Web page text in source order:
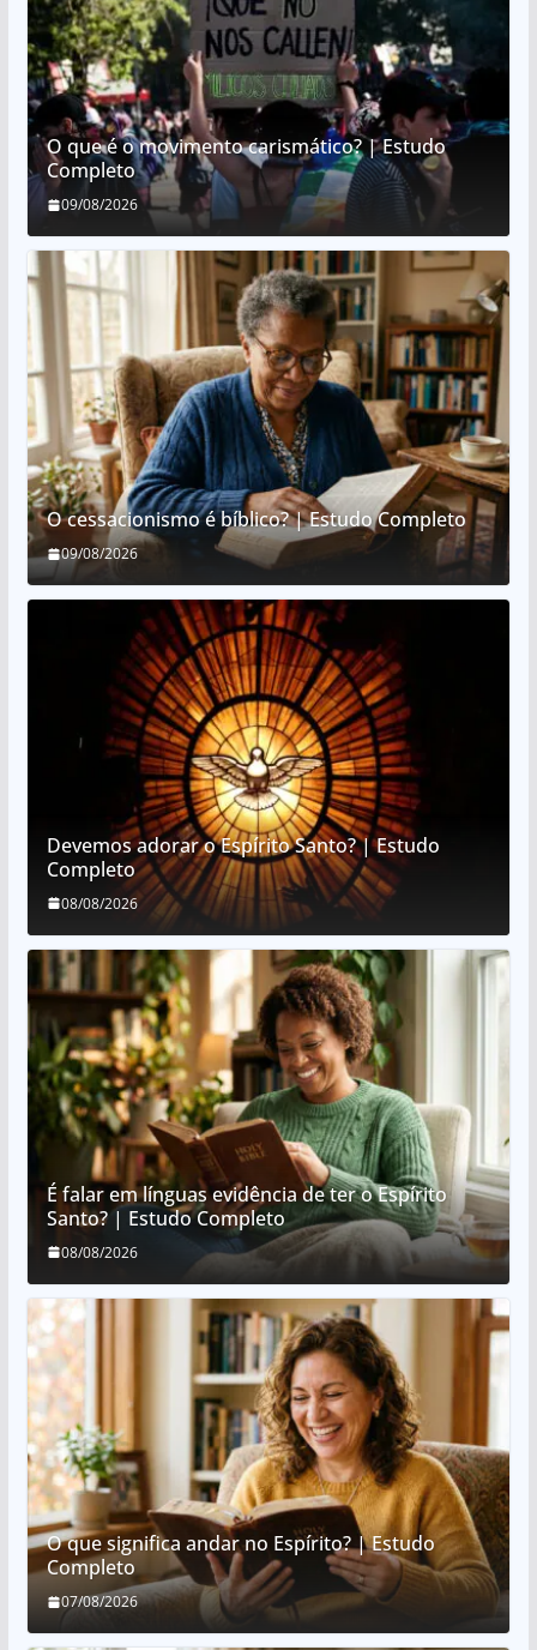
O que é o movimento carismático? | Estudo
Completo
09/08/2026
O cessacionismo é bíblico? | Estudo Completo
09/08/2026
Devemos adorar o Espírito Santo? | Estudo
Completo
08/08/2026
É falar em línguas evidência de ter o Espírito
Santo? | Estudo Completo
08/08/2026
O que significa andar no Espírito? | Estudo
Completo
07/08/2026